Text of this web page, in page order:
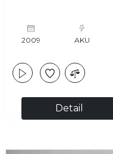
2009 AKU
Detail